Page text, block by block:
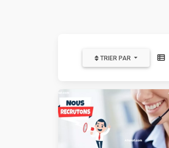
TRIER PAR